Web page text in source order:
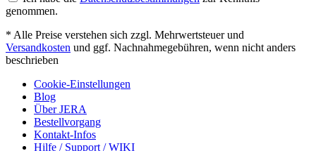
genommen.
* Alle Preise verstehen sich zzgl. Mehrwertsteuer und
Versandkosten und ggf. Nachnahmegebühren, wenn nicht anders
beschrieben
Cookie-Einstellungen
Blog
Über JERA
Bestellvorgang
Kontakt-Infos
Hilfe / Support / WIKI